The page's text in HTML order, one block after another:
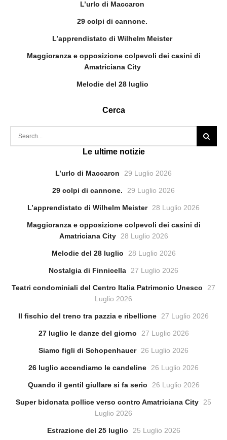
L’urlo di Maccaron
29 colpi di cannone.
L’apprendistato di Wilhelm Meister
Maggioranza e opposizione colpevoli dei casini di
Amatriciana City
Melodie del 28 luglio
Cerca
Le ultime notizie
L’urlo di Maccaron 29 Luglio 2026
29 colpi di cannone. 29 Luglio 2026
L’apprendistato di Wilhelm Meister 28 Luglio 2026
Maggioranza e opposizione colpevoli dei casini di
Amatriciana City
28 Luglio 2026
Melodie del 28 luglio 28 Luglio 2026
Nostalgia di Finnicella 27 Luglio 2026
Teatri condominiali del Centro Italia Patrimonio Unesco
27
Luglio 2026
Il fischio del treno tra pazzia e ribellione 27 Luglio 2026
27 luglio le danze del giorno 27 Luglio 2026
Siamo figli di Schopenhauer 26 Luglio 2026
26 luglio accendiamo le candeline 26 Luglio 2026
Quando il gentil giullare si fa serio 26 Luglio 2026
Super bidonata pollice verso contro Amatriciana City
25
Luglio 2026
Estrazione del 25 luglio 25 Luglio 2026